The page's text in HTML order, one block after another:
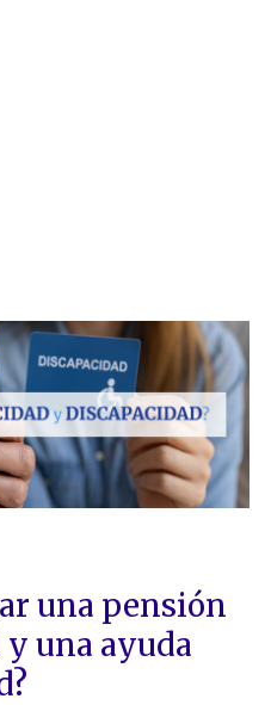
una pensión
una ayuda